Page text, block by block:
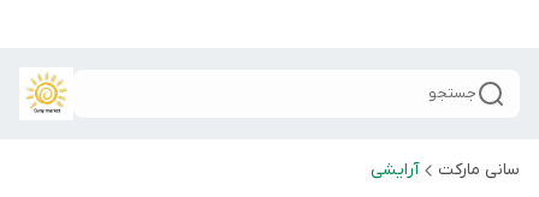
جستجو
سانی مارکت آرایشی